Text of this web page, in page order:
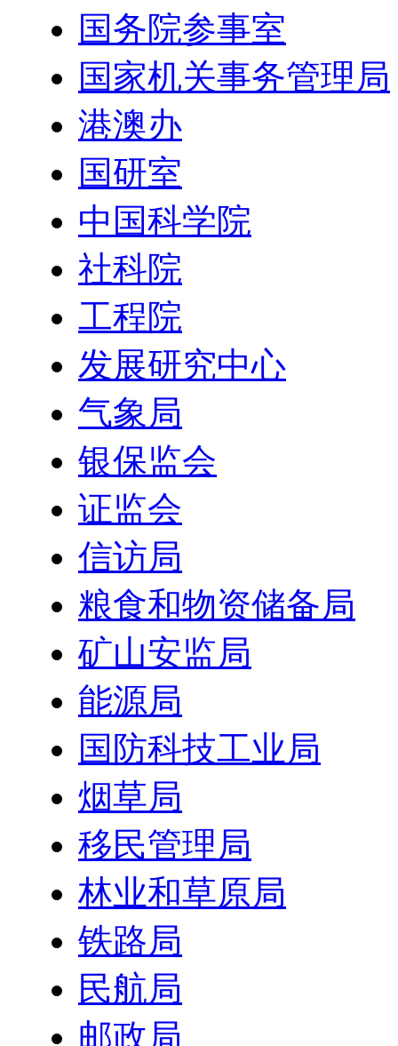
国务院参事室
国家机关事务管理局
港澳办
国研室
中国科学院
社科院
工程院
发展研究中心
气象局
银保监会
证监会
信访局
粮食和物资储备局
矿山安监局
能源局
国防科技工业局
烟草局
移民管理局
林业和草原局
铁路局
民航局
邮政局